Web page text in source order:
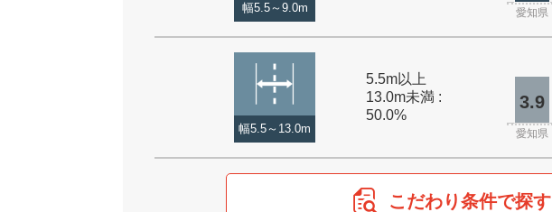
幅5.5～9.0m 愛知県
幅5.5～13.0m
5.5m以上
13.0m未満 :
50.0%
3.9
愛知県
こだわり条件で探す